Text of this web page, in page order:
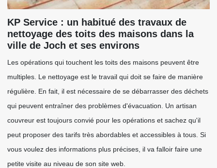
KP Service : un habitué des travaux de
nettoyage des toits des maisons dans la
ville de Joch et ses environs
Les opérations qui touchent les toits des maisons peuvent être
multiples. Le nettoyage est le travail qui doit se faire de manière
régulière. En fait, il est nécessaire de se débarrasser des déchets
qui peuvent entraîner des problèmes d'évacuation. Un artisan
couvreur est toujours convié pour les opérations et sachez qu'il
peut proposer des tarifs très abordables et accessibles à tous. Si
vous voulez des informations plus précises, il va falloir faire une
petite visite au niveau de son site web.